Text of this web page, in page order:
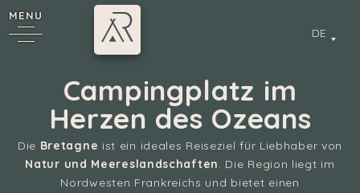
MENU
DE
Campingplatz im
Herzen des Ozeans
Die Bretagne ist ein ideales Reiseziel für Liebhaber von
Natur und Meereslandschaften. Die Region liegt im
Nordwesten Frankreichs und bietet einen